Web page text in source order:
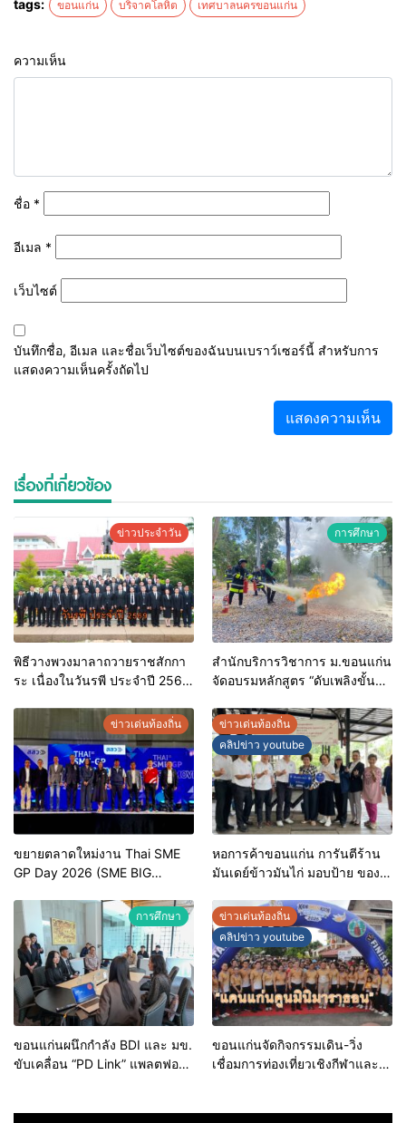
tags: ขอนแก่น บริจาคโลหิต เทศบาลนครขอนแก่น
ความเห็น
ชื่อ *
อีเมล *
เว็บไซต์
บันทึกชื่อ, อีเมล และชื่อเว็บไซต์ของฉันบนเบราว์เซอร์นี้ สำหรับการ
แสดงความเห็นครั้งถัดไป
เรื่องที่เกี่ยวข้อง
ข่าวประจำวัน
พิธีวางพวงมาลาถวายราชสักกา
ระ เนื่องในวันรพี ประจำปี 2569
เพื่อเชื่อมความสัมพันธ์อันดีของ
หน่วยงานในกระบวนการ
ยุติธรรม
การศึกษา
สำนักบริการวิชาการ ม.ขอนแก่น
จัดอบรมหลักสูตร “ดับเพลิงขั้น
ท้องถิ่นรับมืออัคคีภัยตาม
มาตรฐานสากล
ข่าวเด่นท้องถิ่น
ขยายตลาดใหม่งาน Thai SME
GP Day 2026 (SME BIG
ข่าวเด่นท้องถิ่น
คลิปข่าว youtube
หอการค้าขอนแก่น การันตีร้าน
มันเดย์ข้าวมันไก่ มอบป้าย ของดี
ประกอบการคุณภาพ ยกระดับ
มาตรฐาน สร้างความเชื่อมั่นให้ผู้
บริโภค
การศึกษา
ขอนแก่นผนึกกำลัง BDI และ มข.
ขับเคลื่อน “PD Link” แพลตฟอร์ม
ข่าวเด่นท้องถิ่น
คลิปข่าว youtube
ขอนแก่นจัดกิจกรรมเดิน-วิ่ง
เชื่อมการท่องเที่ยวเชิงกีฬาและ